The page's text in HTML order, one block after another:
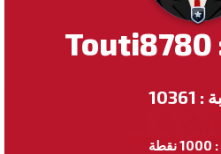
Touti8780